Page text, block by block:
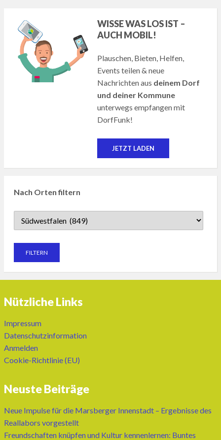
WISSE WAS LOS IST –
AUCH MOBIL!
Plauschen, Bieten, Helfen,
Events teilen & neue
Nachrichten aus deinem Dorf
und deiner Kommune
unterwegs empfangen mit
DorfFunk!
JETZT LADEN
Nach Orten filtern
Nützliche Links
Impressum
Datenschutzinformation
Anmelden
Cookie-Richtlinie (EU)
Neuste Beiträge
Neue Impulse für die Marsberger Innenstadt – Ergebnisse des
Reallabors vorgestellt
Freundschaften knüpfen und Kultur kennenlernen: Buntes